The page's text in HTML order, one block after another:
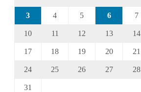
3 4 5 6 7
10 11 12 13 14
17 18 19 20 21
24 25 26 27 28
31